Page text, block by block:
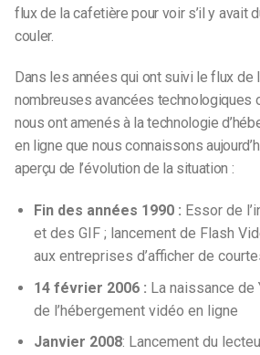
flux de la cafetière pour voir s’il y avait
couler.
Dans les années qui ont suivi le flux de
nombreuses avancées technologiques
nous ont amenés à la technologie
en ligne que nous connaissons
aperçu de l’évolution de la situation :
Fin des années 1990 : Essor de
et des GIF ; lancement de Flash
aux entreprises d’afficher de
14 février 2006 : La naissance de
de l’hébergement vidéo en ligne
Janvier 2008: Lancement du